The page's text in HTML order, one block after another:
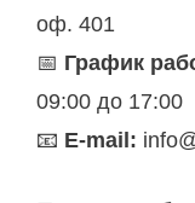
оф. 401
📅 График
09:00 до 17:00
📧 E-mail: